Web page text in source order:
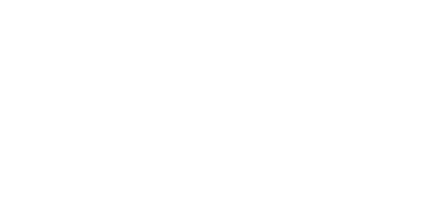
a utilização de frases do tipo “Resolva seu problema rápido”, ou
Nada disso é permitido. Segundo o Provimento nº 205/2021 da OAB e
há limites claros:
compartilhar conteúdo educativo, divulgar eventos institucionais,
com formulário de contato, anúncios de artigos ou vídeos
(porcentagem, valor de consulta), oferecer vantagens
de clientes, utilizar linguagem apelativa ou instigadora.
palavras como “grátis” ou “desconto”, ou sofrerem restrições
cautela em cada detalhe das peças criadas, sempre partindo
do escritório é o maior ativo.